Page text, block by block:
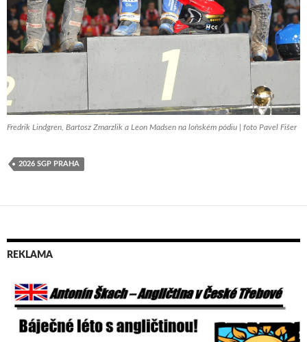
Fredrik Lindgren, Bartosz Zmarzlik a Leon Madsen na loňském pódiu | foto Pavel Fišer
2026 SGP PRAHA
REKLAMA